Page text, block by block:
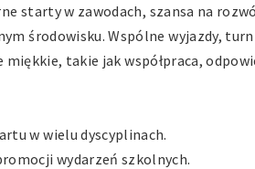
starty w zawodach, szansa na
środowisku. Wspólne wyjazdy,
takie jak współpraca,
w wielu dyscyplinach.
wydarzeń szkolnych.